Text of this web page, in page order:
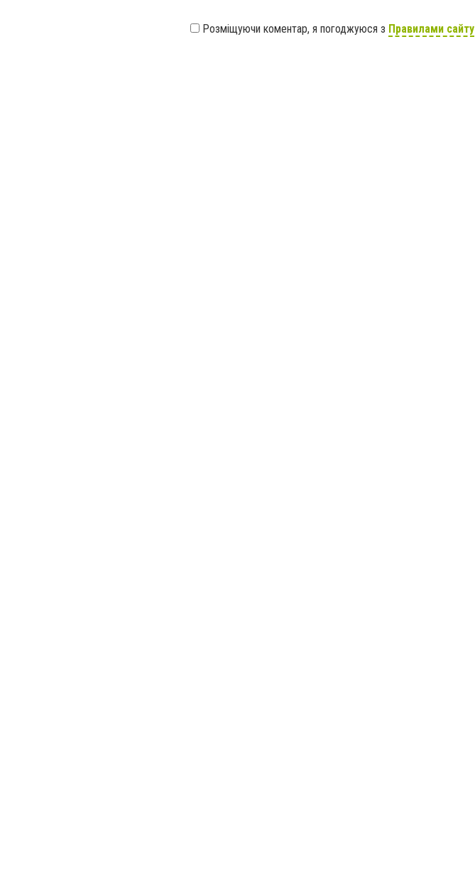
Розміщуючи коментар, я погоджуюся з Правилами сайту